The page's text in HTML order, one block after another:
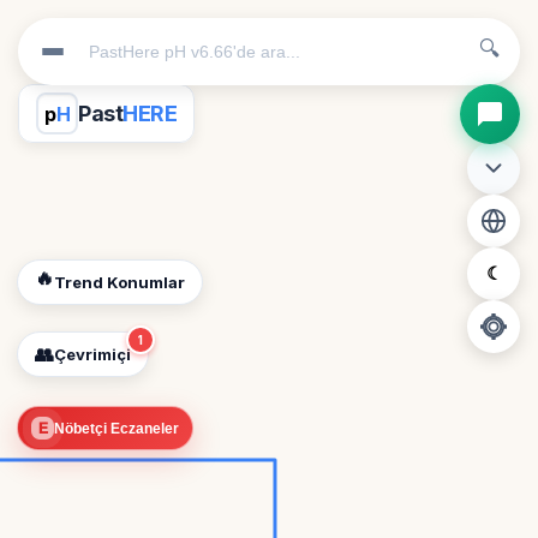
pH PastHERE
🔥Trend Konumlar
🔍
☾
👥Çevrimiçi
1
E Nöbetçi Eczaneler